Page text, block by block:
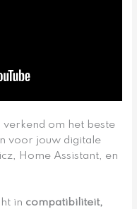
om het beste
voor jouw digitale
Home Assistant, en
in compatibiliteit,